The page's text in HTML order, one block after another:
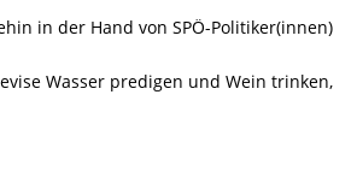
in der Hand von SPÖ-Politiker(innen)
Wasser predigen und Wein trinken,